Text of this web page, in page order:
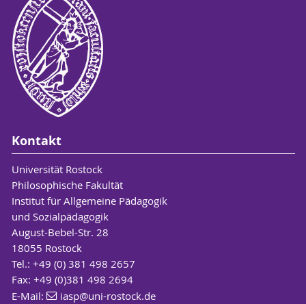
Kontakt
Universität Rostock
Philosophische Fakultät
Institut für Allgemeine Pädagogik
und Sozialpädagogik
August-Bebel-Str. 28
18055 Rostock
Tel.: +49 (0) 381 498 2657
Fax: +49 (0)381 498 2694
E-Mail:
iasp@uni-rostock.de